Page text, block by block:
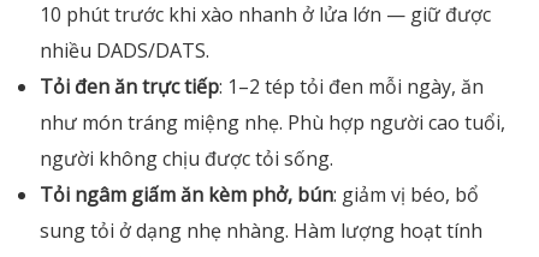
10 phút trước khi xào nhanh ở lửa lớn — giữ được
nhiều DADS/DATS.
Tỏi đen ăn trực tiếp: 1–2 tép tỏi đen mỗi ngày, ăn
như món tráng miệng nhẹ. Phù hợp người cao tuổi,
người không chịu được tỏi sống.
Tỏi ngâm giấm ăn kèm phở, bún: giảm vị béo, bổ
sung tỏi ở dạng nhẹ nhàng. Hàm lượng hoạt tính